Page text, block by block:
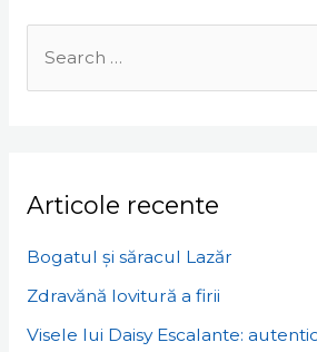
Search
for:
Articole recente
Bogatul și săracul Lazăr
Zdravănă lovitură a firii
Visele lui Daisy Escalante: